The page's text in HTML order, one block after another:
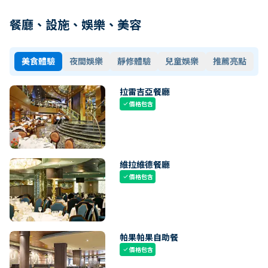
餐廳、設施、娛樂、美容
美食體驗 夜間娛樂 靜修體驗 兒童娛樂 推薦亮點
拉雷吉亞餐廳
check價格包含
維拉維德餐廳
check價格包含
帕果帕果自助餐
check價格包含